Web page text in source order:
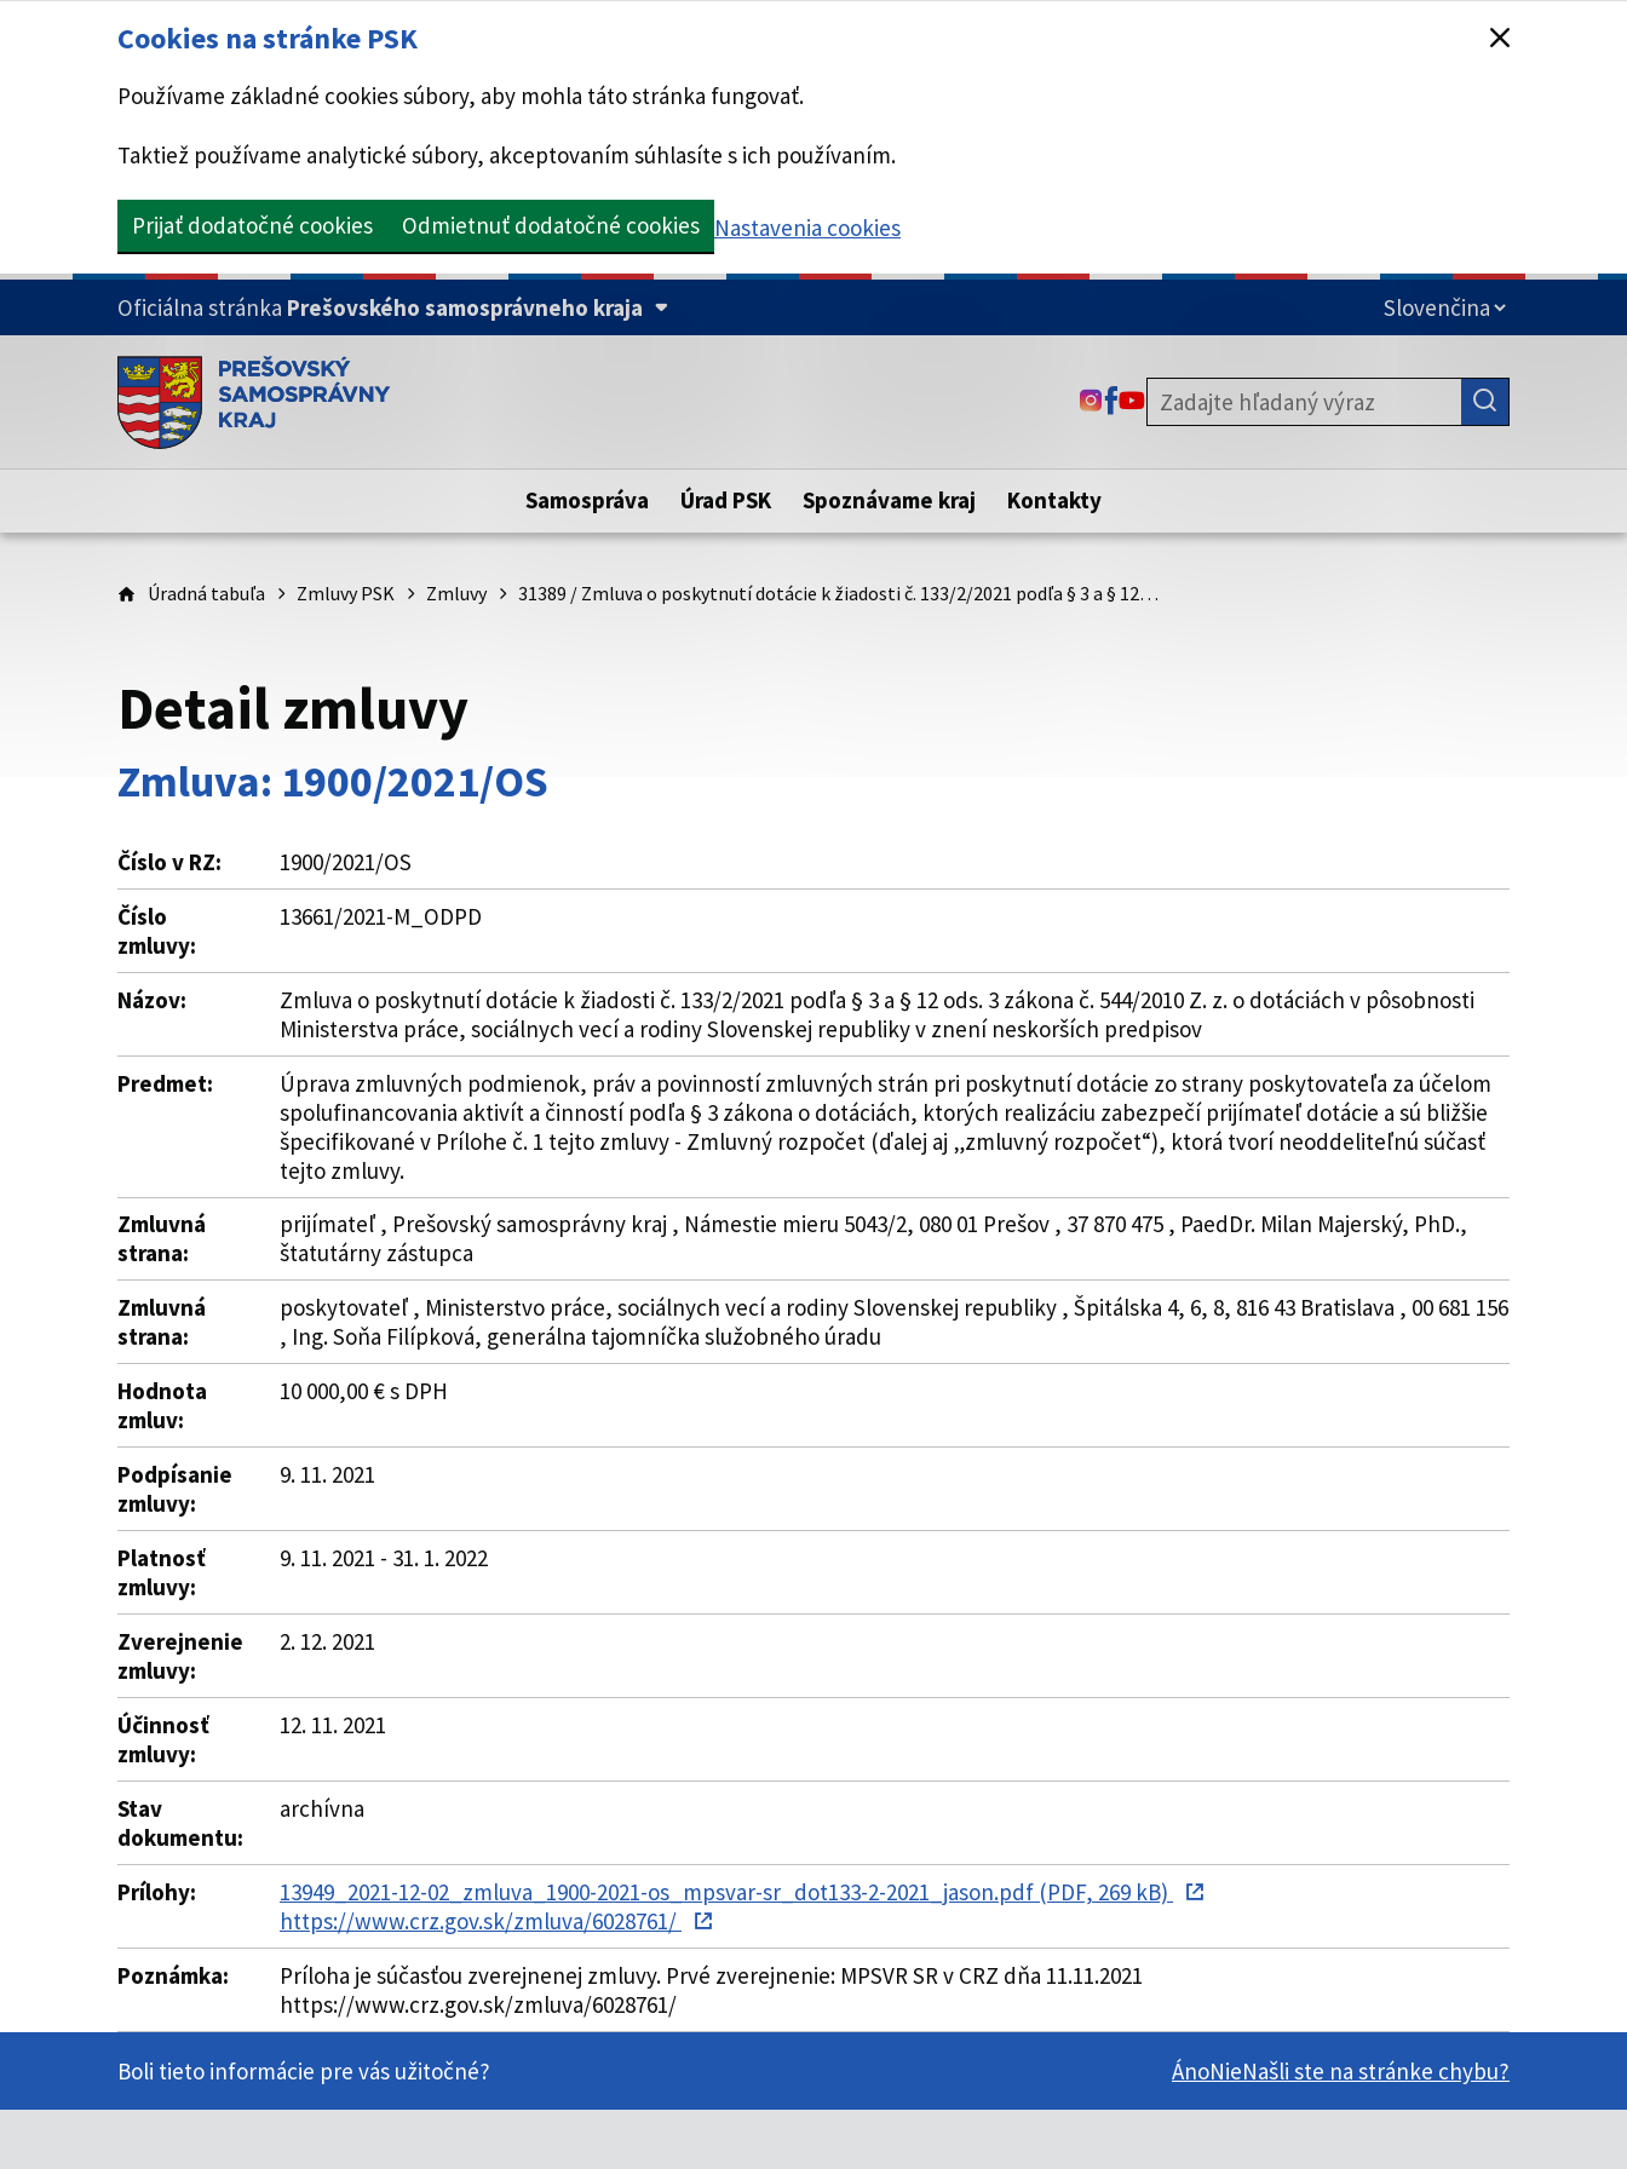
Cookies na stránke PSK
Používame základné cookies súbory, aby mohla táto stránka fungovať.
Taktiež používame analytické súbory, akceptovaním súhlasíte s ich používaním.
Prijať dodatočné cookies Odmietnuť dodatočné cookies Nastavenia cookies
PRESKOČIŤ NA HLAVNÝ OBSAH
Oficiálna stránka Prešovského samosprávneho kraja
Doména psk.sk je oficiálna
Toto je oficiálna webová stránka Prešovského samosprávneho kraja.
Táto stránka je zabezpečená
zabezpečenú webovú stránku. Zabezpečená stránka vždy začína
https:// pred názvom domény webového sídla.
ODKAZ SA OTVORÍ NA NOVEJ KARTE
ODKAZ SA OTVORÍ NA NOVEJ KARTE
ODKAZ SA OTVORÍ NA NOVEJ KARTE
Samospráva Úrad PSK Spoznávame kraj Kontakty
Úradná tabuľa Zmluvy PSK Zmluvy 31389 / Zmluva o poskytnutí dotácie k žiadosti č. 133/2/2021 podľa § 3 a § 12…
Detail zmluvy
Zmluva: 1900/2021/OS
Číslo v RZ:
1900/2021/OS
Číslo
zmluvy:
13661/2021-M_ODPD
Názov:
Zmluva o poskytnutí dotácie k žiadosti č. 133/2/2021 podľa § 3 a § 12 ods. 3 zákona č. 544/2010 Z. z. o dotáciách v pôsobnosti
Ministerstva práce, sociálnych vecí a rodiny Slovenskej republiky v znení neskorších predpisov
Predmet:
Úprava zmluvných podmienok, práv a povinností zmluvných strán pri poskytnutí dotácie zo strany poskytovateľa za účelom
spolufinancovania aktivít a činností podľa § 3 zákona o dotáciách, ktorých realizáciu zabezpečí prijímateľ dotácie a sú bližšie
špecifikované v Prílohe č. 1 tejto zmluvy - Zmluvný rozpočet (ďalej aj „zmluvný rozpočet“), ktorá tvorí neoddeliteľnú súčasť
tejto zmluvy.
Zmluvná
strana:
prijímateľ , Prešovský samosprávny kraj , Námestie mieru 5043/2, 080 01 Prešov , 37 870 475 , PaedDr. Milan Majerský, PhD.,
štatutárny zástupca
Zmluvná
strana:
poskytovateľ , Ministerstvo práce, sociálnych vecí a rodiny Slovenskej republiky , Špitálska 4, 6, 8, 816 43 Bratislava , 00 681 156
, Ing. Soňa Filípková, generálna tajomníčka služobného úradu
Hodnota
zmluv:
10 000,00 € s DPH
Podpísanie
zmluvy:
9. 11. 2021
Platnosť
zmluvy:
9. 11. 2021 - 31. 1. 2022
Zverejnenie
zmluvy:
2. 12. 2021
Účinnosť
zmluvy:
12. 11. 2021
Stav
dokumentu:
archívna
Prílohy:
13949_2021-12-02_zmluva_1900-2021-os_mpsvar-sr_dot133-2-2021_jason.pdf (PDF, 269 kB)
https://www.crz.gov.sk/zmluva/6028761/
Poznámka:
Príloha je súčasťou zverejnenej zmluvy. Prvé zverejnenie: MPSVR SR v CRZ dňa 11.11.2021
https://www.crz.gov.sk/zmluva/6028761/
Boli tieto informácie pre vás užitočné? ÁnoNieNašli ste na stránke chybu?